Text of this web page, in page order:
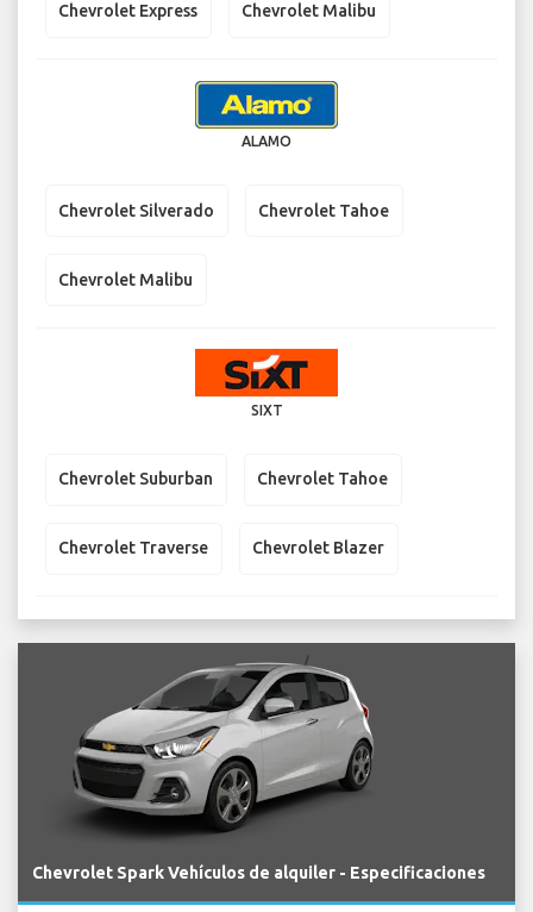
Chevrolet Express Chevrolet Malibu
ALAMO
Chevrolet Silverado Chevrolet Tahoe
Chevrolet Malibu
SIXT
Chevrolet Suburban Chevrolet Tahoe
Chevrolet Traverse Chevrolet Blazer
Chevrolet Spark Vehículos de alquiler - Especificaciones